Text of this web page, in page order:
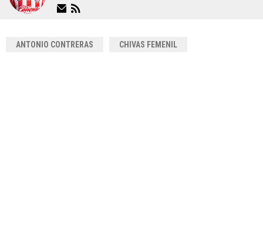
ANTONIO CONTRERAS CHIVAS FEMENIL